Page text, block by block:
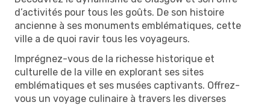
d’activités pour tous les goûts. De son histoire
ancienne à ses monuments emblématiques, cette
ville a de quoi ravir tous les voyageurs.
Imprégnez-vous de la richesse historique et
culturelle de la ville en explorant ses sites
emblématiques et ses musées captivants. Offrez-
vous un voyage culinaire à travers les diverses